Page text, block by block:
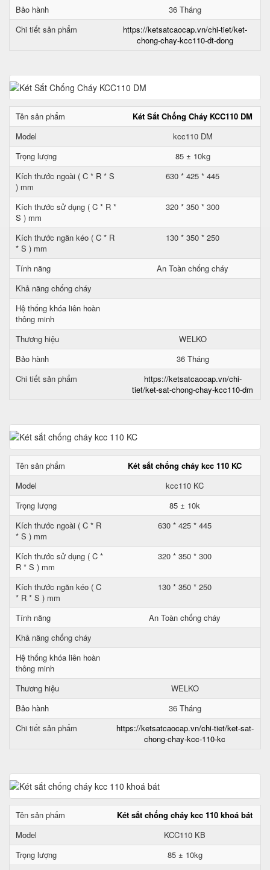
Bảo hành
36 Tháng
Chi tiết sản phẩm
https://ketsatcaocap.vn/chi-tiet/ket-
chong-chay-kcc110-dt-dong
Tên sản phẩm
Két Sắt Chống Cháy KCC110 DM
Model
kcc110 DM
Trọng lượng
85 ± 10kg
Kích thước ngoài ( C * R * S
) mm
630 * 425 * 445
Kích thước sử dụng ( C * R *
S ) mm
320 * 350 * 300
Kích thước ngăn kéo ( C * R
* S ) mm
130 * 350 * 250
Tính năng
An Toàn chống cháy
Khả năng chống cháy
Hệ thống khóa liên hoàn
thông minh
Thương hiệu
WELKO
Bảo hành
36 Tháng
Chi tiết sản phẩm
https://ketsatcaocap.vn/chi-
tiet/ket-sat-chong-chay-kcc110-dm
Tên sản phẩm
Két sắt chống cháy kcc 110 KC
Model
kcc110 KC
Trọng lượng
85 ± 10k
Kích thước ngoài ( C * R
* S ) mm
630 * 425 * 445
Kích thước sử dụng ( C *
R * S ) mm
320 * 350 * 300
Kích thước ngăn kéo ( C
* R * S ) mm
130 * 350 * 250
Tính năng
An Toàn chống cháy
Khả năng chống cháy
Hệ thống khóa liên hoàn
thông minh
Thương hiệu
WELKO
Bảo hành
36 Tháng
Chi tiết sản phẩm
https://ketsatcaocap.vn/chi-tiet/ket-sat-
chong-chay-kcc-110-kc
Tên sản phẩm
Két sắt chống cháy kcc 110 khoá bát
Model
KCC110 KB
Trọng lượng
85 ± 10kg